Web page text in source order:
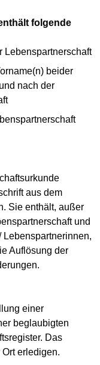
folgende
Lebenspartnerschaft
beider
nach der
aus dem
Sie enthält, außer
und
Lebenspartnerinnen,
Auflösung der
einer
beglaubigten
Das
erledigen.